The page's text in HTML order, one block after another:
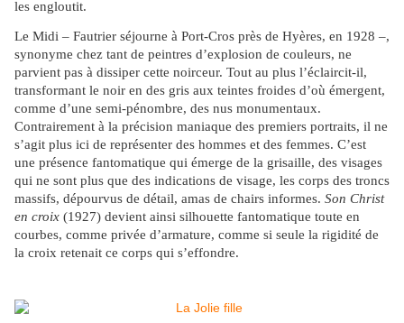
les engloutit.
Le Midi – Fautrier séjourne à Port-Cros près de Hyères, en 1928 –,
synonyme chez tant de peintres d’explosion de couleurs, ne
parvient pas à dissiper cette noirceur. Tout au plus l’éclaircit-il,
transformant le noir en des gris aux teintes froides d’où émergent,
comme d’une semi-pénombre, des nus monumentaux.
Contrairement à la précision maniaque des premiers portraits, il ne
s’agit plus ici de représenter des hommes et des femmes. C’est
une présence fantomatique qui émerge de la grisaille, des visages
qui ne sont plus que des indications de visage, les corps des troncs
massifs, dépourvus de détail, amas de chairs informes. Son Christ
en croix (1927) devient ainsi silhouette fantomatique toute en
courbes, comme privée d’armature, comme si seule la rigidité de
la croix retenait ce corps qui s’effondre.